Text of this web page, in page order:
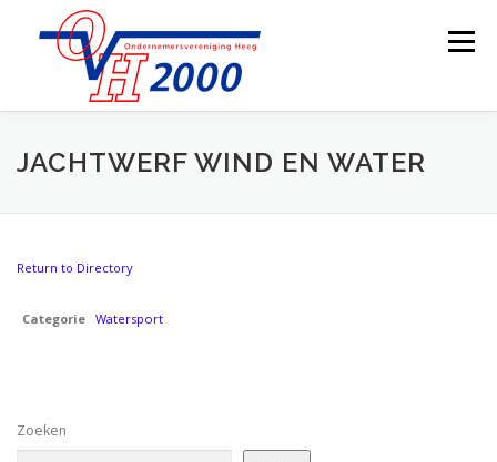
Menu
OVER OVH2000 LEDEN BESTUUR
CONTACT
JACHTWERF WIND EN WATER
Return to Directory
Categorie Watersport
Zoeken